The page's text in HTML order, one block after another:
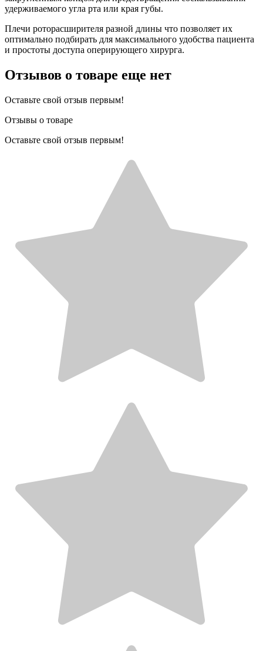
удерживаемого угла рта или края губы.
Плечи роторасширителя разной длины что позволяет их
оптимально подбирать для максимального удобства пациента
и простоты доступа оперирующего хирурга.
Отзывов о товаре еще нет
Оставьте свой отзыв первым!
Отзывы о товаре
Оставьте свой отзыв первым!